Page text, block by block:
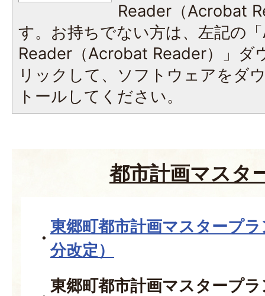
Reader（Acrobat
す。お持ちでない方は、左記の
Reader（Acrobat Reader）」ダ
リックして、ソフトウェアをダ
トールしてください。
都市計画マスタ
東郷町都市計画マスタープ
分改定）
東郷町都市計画マスタープ